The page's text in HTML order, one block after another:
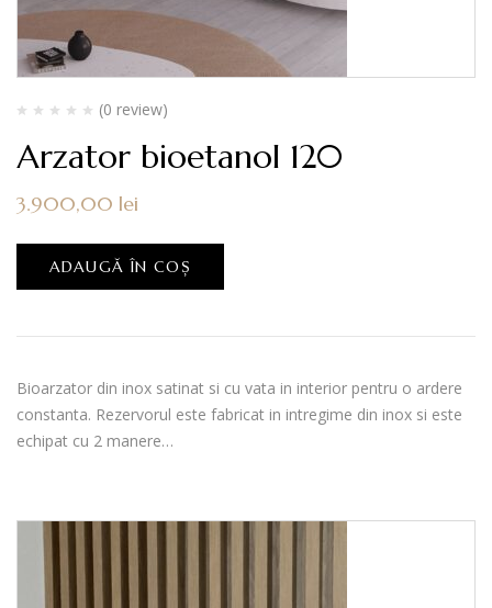
(0 review)
Arzator bioetanol 120
3.900,00 lei
ADAUGĂ ÎN COȘ
Bioarzator din inox satinat si cu vata in interior pentru o ardere
constanta. Rezervorul este fabricat in intregime din inox si este
echipat cu 2 manere…